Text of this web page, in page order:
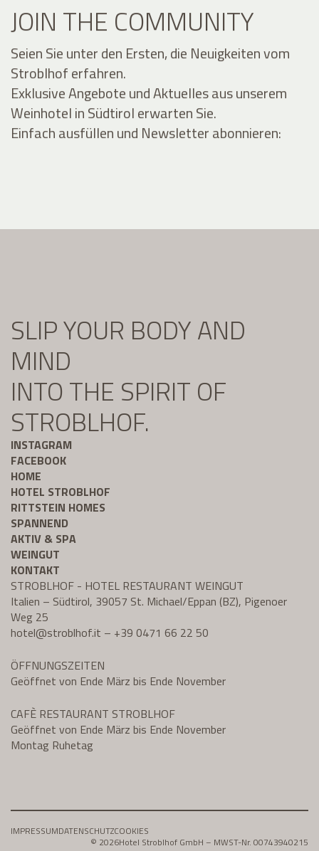
JOIN THE COMMUNITY
Seien Sie unter den Ersten, die Neuigkeiten vom
Stroblhof erfahren.
Exklusive Angebote und Aktuelles aus unserem
Weinhotel in Südtirol erwarten Sie.
Einfach ausfüllen und Newsletter abonnieren:
SLIP YOUR BODY AND
MIND
INTO THE SPIRIT OF
STROBLHOF.
INSTAGRAM
FACEBOOK
HOME
HOTEL STROBLHOF
RITTSTEIN HOMES
SPANNEND
AKTIV & SPA
WEINGUT
KONTAKT
STROBLHOF - HOTEL RESTAURANT WEINGUT
Italien – Südtirol, 39057 St. Michael/Eppan (BZ), Pigenoer
Weg 25
hotel@stroblhof.it – +39 0471 66 22 50
ÖFFNUNGSZEITEN
Geöffnet von Ende März bis Ende November
CAFÈ RESTAURANT STROBLHOF
Geöffnet von Ende März bis Ende November
Montag Ruhetag
IMPRESSUMDATENSCHUTZCOOKIES
© 2026Hotel Stroblhof GmbH – MWST-Nr. 00743940215